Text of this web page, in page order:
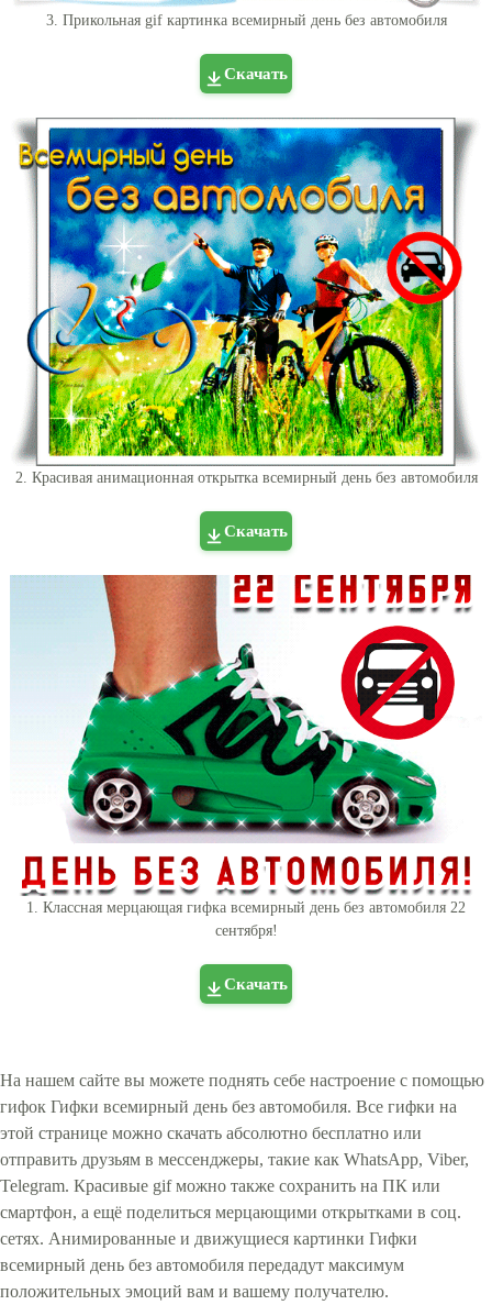
3. Прикольная gif картинка всемирный день без автомобиля
Скачать
2. Красивая анимационная открытка всемирный день без автомобиля
Скачать
1. Классная мерцающая гифка всемирный день без автомобиля 22
сентября!
Скачать
На нашем сайте вы можете поднять себе настроение с помощью
гифок Гифки всемирный день без автомобиля. Все гифки на
этой странице можно скачать абсолютно бесплатно или
отправить друзьям в мессенджеры, такие как WhatsApp, Viber,
Telegram. Красивые gif можно также сохранить на ПК или
смартфон, а ещё поделиться мерцающими открытками в соц.
сетях. Анимированные и движущиеся картинки Гифки
всемирный день без автомобиля передадут максимум
положительных эмоций вам и вашему получателю.